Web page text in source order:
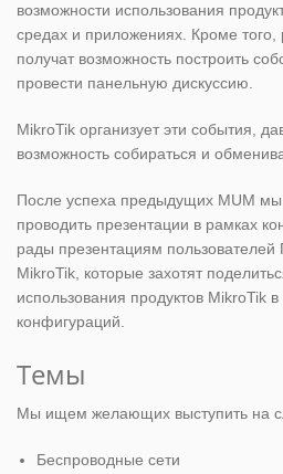
возможности использования
средах и приложениях. Кроме того,
получат возможность построить
провести панельную дискуссию.
MikroTik организует эти события,
возможность собираться и
После успеха предыдущих MUM мы
проводить презентации в рамках
рады презентациям
MikroTik, которые захотят
использования продуктов MikroTik
конфигураций.
Темы
Мы ищем желающих выступить на
Беспроводные сети